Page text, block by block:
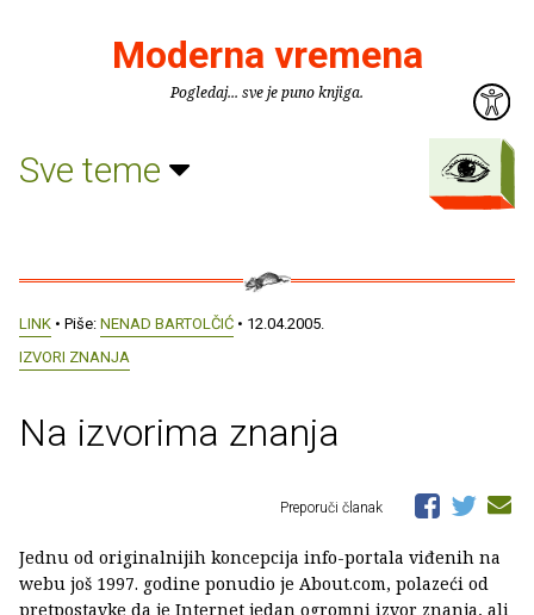
Moderna vremena
Pogledaj... sve je puno knjiga.
Sve teme
LINK • Piše: NENAD BARTOLČIĆ • 12.04.2005.
IZVORI ZNANJA
Na izvorima znanja
Preporuči članak
Jednu od originalnijih koncepcija info-portala viđenih na
webu još 1997. godine ponudio je About.com, polazeći od
pretpostavke da je Internet jedan ogromni izvor znanja, ali